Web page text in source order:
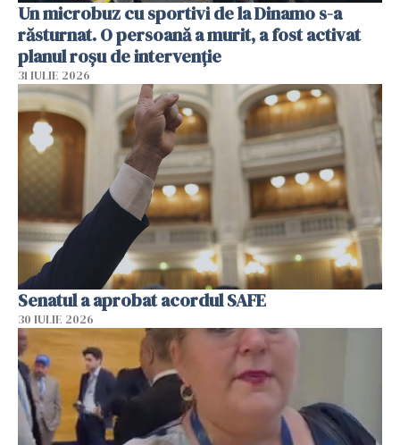
Un microbuz cu sportivi de la Dinamo s-a
răsturnat. O persoană a murit, a fost activat
planul roșu de intervenție
31 IULIE 2026
Senatul a aprobat acordul SAFE
30 IULIE 2026